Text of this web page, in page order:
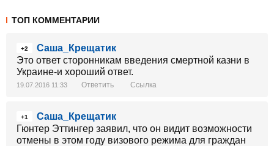
ТОП КОММЕНТАРИИ
+2
Саша_Крещатик
Это ответ сторонникам введения смертной казни в
Украине-и хороший ответ.
19.07.2016 11:33 Ответить Ссылка
+1
Саша_Крещатик
Гюнтер Эттингер заявил, что он видит возможности
отмены в этом году визового режима для граждан